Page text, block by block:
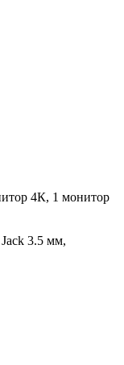
4К, 1 монитор
3.5 мм,